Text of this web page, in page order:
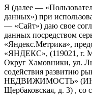
Я (далее —
данных») при
— «Сайт») даю свое
данных посредством
«Яндекс.Метрика»,
«ЯНДЕКС», (119021, г.
Округ Хамовники, ул.
содействия развитию
НЕДВИЖИМОСТЬ» (ИНН
Щербаковская, д. 3) ,